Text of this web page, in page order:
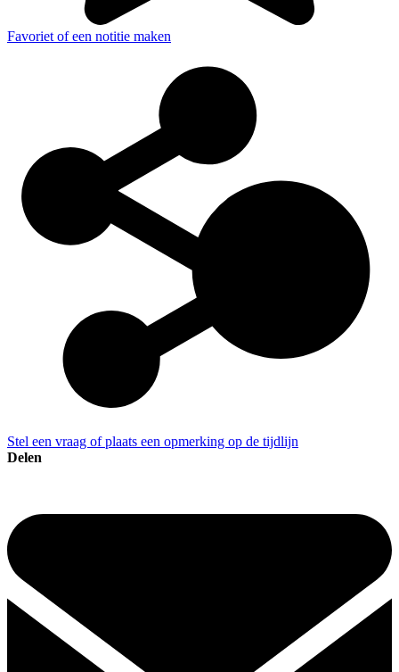
Favoriet of een notitie maken
Stel een vraag of plaats een opmerking op de tijdlijn
Delen